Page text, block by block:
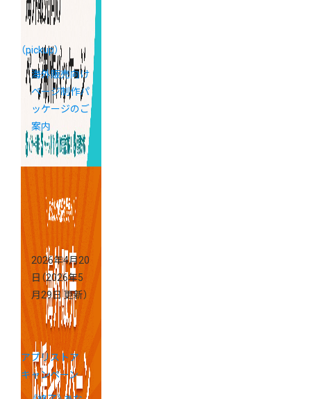
（pickup）
海外販売向け
ページ制作パ
ッケージのご
案内
2026年4月20
日 （2026年5
月29日 更新）
アプリストア
キャンペーン